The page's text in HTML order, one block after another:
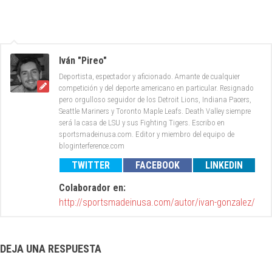
Iván "Pireo"
Deportista, espectador y aficionado. Amante de cualquier
competición y del deporte americano en particular. Resignado
pero orgulloso seguidor de los Detroit Lions, Indiana Pacers,
Seattle Mariners y Toronto Maple Leafs. Death Valley siempre
será la casa de LSU y sus Fighting Tigers. Escribo en
sportsmadeinusa.com. Editor y miembro del equipo de
bloginterference.com
TWITTER FACEBOOK
LINKEDIN
Colaborador en:
http://sportsmadeinusa.com/autor/ivan-gonzalez/
DEJA UNA RESPUESTA